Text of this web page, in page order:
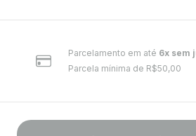
Parcelamento em até 6x sem
Parcela mínima de R$50,00